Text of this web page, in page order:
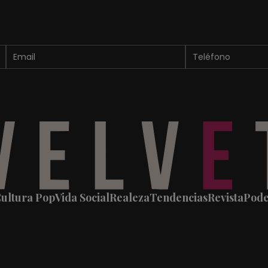
PopVida SocialRealezaTendenciasRevista